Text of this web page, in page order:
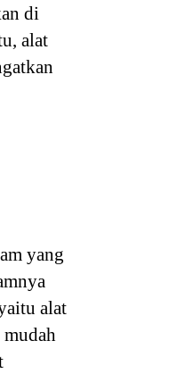
di
alat
yang
alat